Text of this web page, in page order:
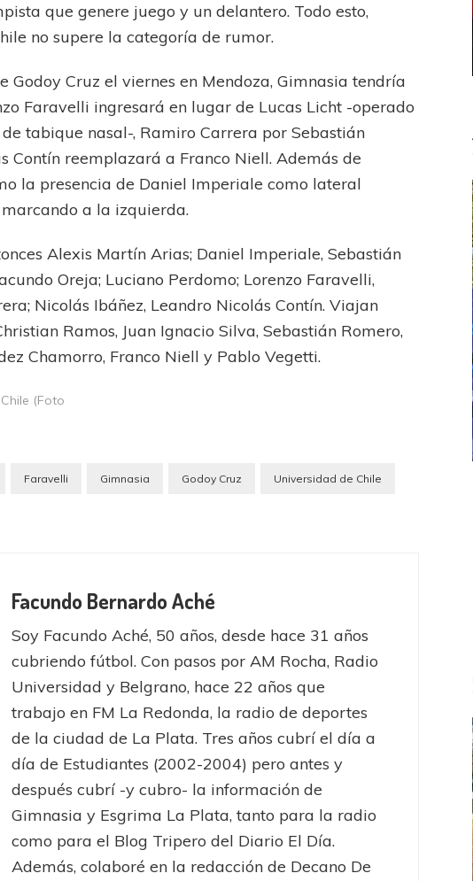
que genere juego y un delantero. Todo esto,
no supere la categoría de rumor.
Godoy Cruz el viernes en Mendoza, Gimnasia tendría
Faravelli ingresará en lugar de Lucas Licht -operado
tabique nasal-, Ramiro Carrera por Sebastián
Contín reemplazará a Franco Niell. Además de
la presencia de Daniel Imperiale como lateral
a la izquierda.
Alexis Martín Arias; Daniel Imperiale, Sebastián
Oreja; Luciano Perdomo; Lorenzo Faravelli,
Nicolás Ibáñez, Leandro Nicolás Contín. Viajan
Ramos, Juan Ignacio Silva, Sebastián Romero,
Chamorro, Franco Niell y Pablo Vegetti.
(Foto
Faravelli Gimnasia Godoy Cruz Universidad de Chile
Facundo Bernardo Aché
Soy Facundo Aché, 50 años, desde hace 31 años
cubriendo fútbol. Con pasos por AM Rocha, Radio
Universidad y Belgrano, hace 22 años que
trabajo en FM La Redonda, la radio de deportes
de la ciudad de La Plata. Tres años cubrí el día a
día de Estudiantes (2002-2004) pero antes y
después cubrí -y cubro- la información de
Gimnasia y Esgrima La Plata, tanto para la radio
como para el Blog Tripero del Diario El Día.
Además, colaboré en la redacción de Decano De